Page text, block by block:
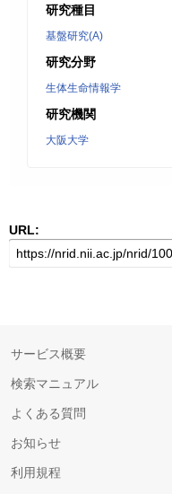
研究種目
基盤研究(A)
研究分野
生体生命情報学
研究機関
大阪大学
URL:
サービス概要
検索マニュアル
よくある質問
お知らせ
利用規程